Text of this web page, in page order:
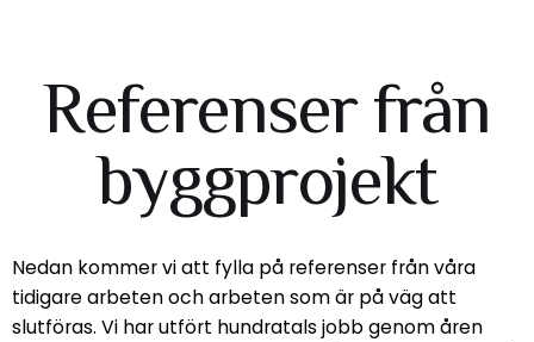
Referenser från
byggprojekt
Nedan kommer vi att fylla på referenser från våra
tidigare arbeten och arbeten som är på väg att
slutföras. Vi har utfört hundratals jobb genom åren